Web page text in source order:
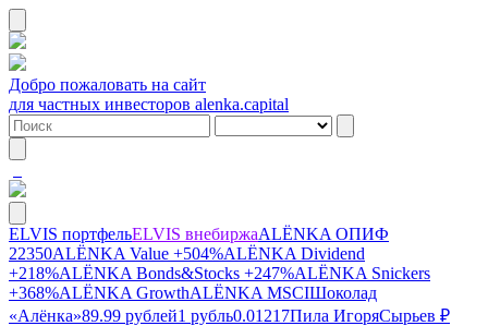
Добро пожаловать на сайт
для частных инвесторов alenka.capital
ELVIS портфельELVIS внебиржаALЁNKA ОПИФ
22350ALЁNKA Value +504%ALЁNKA Dividend
+218%ALЁNKA Bonds&Stocks +247%ALЁNKA Snickers
+368%ALЁNKA GrowthALЁNKA MSCIШоколад
«Алёнка»89.99 рублей1 рубль0.01217Пила ИгоряСырьев ₽